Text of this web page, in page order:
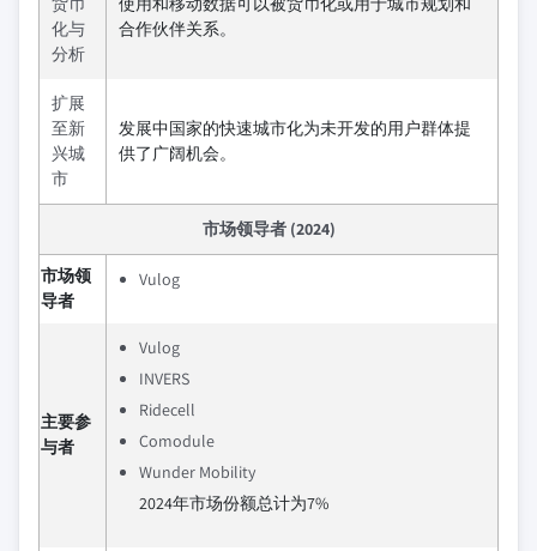
化与
分析
合作伙伴关系。
扩展
至新
兴城
市
发展中国家的快速城市化为未开发的用户群体提
供了广阔机会。
市场领导者 (2024)
市场领
导者
Vulog
主要参
与者
Vulog
INVERS
Ridecell
Comodule
Wunder Mobility
2024年市场份额总计为7%